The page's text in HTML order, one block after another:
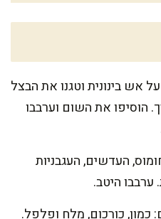
אש בינונית וטגנו את הבצל
הוסיפו את השום וערבבו
העדשים, העגבניות
ערבבו היטב.
כמון, כורכום, מלח ופלפל.